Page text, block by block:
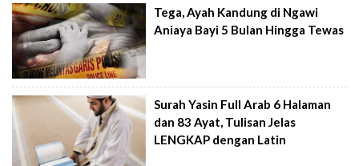
Tega, Ayah Kandung di Ngawi
Aniaya Bayi 5 Bulan Hingga Tewas
Surah Yasin Full Arab 6 Halaman
dan 83 Ayat, Tulisan Jelas
LENGKAP dengan Latin